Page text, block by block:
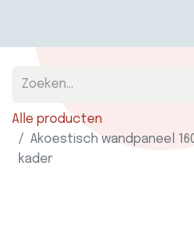
Alle producten
Akoestisch wandpaneel
kader